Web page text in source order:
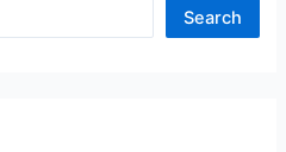
Search